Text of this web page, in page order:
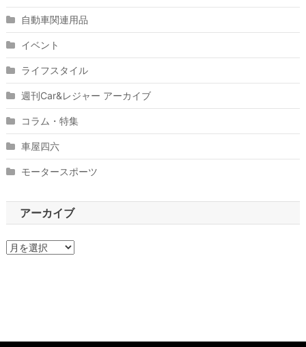
自動車関連用品
イベント
ライフスタイル
週刊Car&レジャー アーカイブ
コラム・特集
車屋四六
モータースポーツ
アーカイブ
ア